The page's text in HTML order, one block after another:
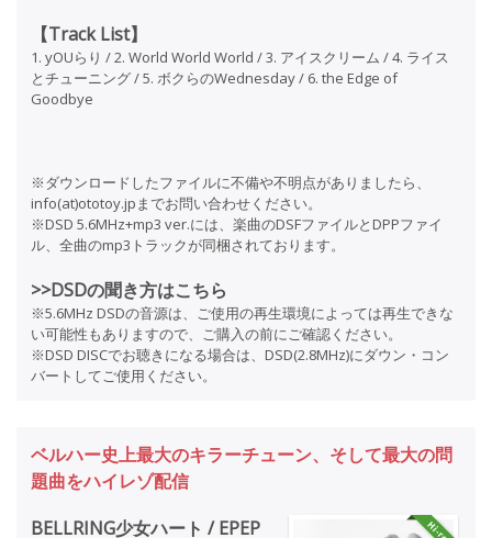
【Track List】
1. yOUらり / 2. World World World / 3. アイスクリーム / 4. ライス
とチューニング / 5. ボクらのWednesday / 6. the Edge of
Goodbye
※ダウンロードしたファイルに不備や不明点がありましたら、
info(at)ototoy.jpまでお問い合わせください。
※DSD 5.6MHz+mp3 ver.には、楽曲のDSFファイルとDPPファイ
ル、全曲のmp3トラックが同梱されております。
>>DSDの聞き方はこちら
※5.6MHz DSDの音源は、ご使用の再生環境によっては再生できな
い可能性もありますので、ご購入の前にご確認ください。
※DSD DISCでお聴きになる場合は、DSD(2.8MHz)にダウン・コン
バートしてご使用ください。
ベルハー史上最大のキラーチューン、そして最大の問
題曲をハイレゾ配信
BELLRING少女ハート / EPEP